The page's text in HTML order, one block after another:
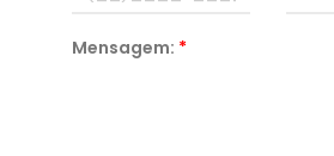
Mensagem: *